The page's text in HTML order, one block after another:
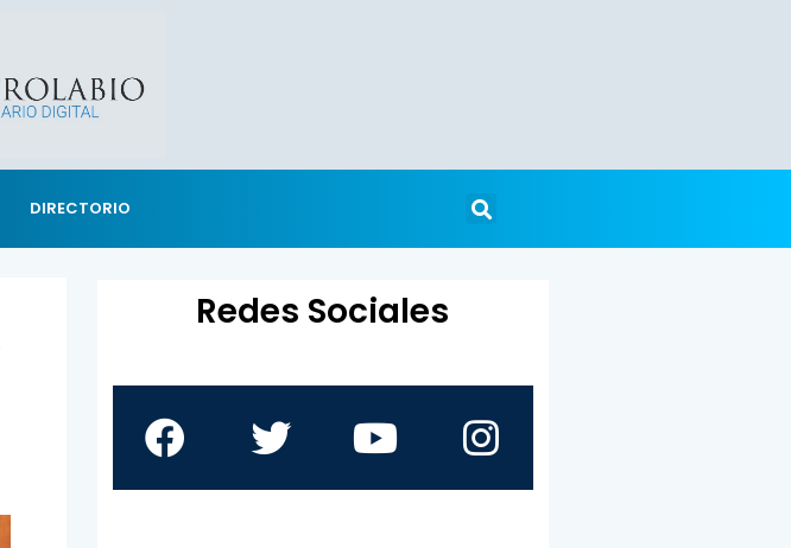
DIRECTORIO
Redes Sociales